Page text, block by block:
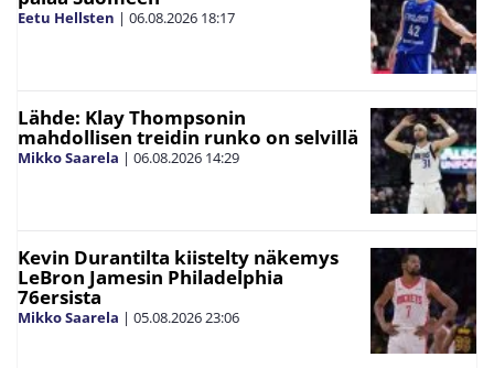
Eetu Hellsten | 06.08.2026 18:17
Lähde: Klay Thompsonin
mahdollisen treidin runko on selvillä
Mikko Saarela | 06.08.2026 14:29
Kevin Durantilta kiistelty näkemys
LeBron Jamesin Philadelphia
76ersista
Mikko Saarela | 05.08.202623:06